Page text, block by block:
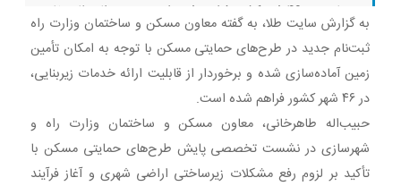
زیربنایی، در ۴۶ شهر کشور فراهم شده است. حبیب‌اله طاهرخانی،
معاون مسکن و ساختمان وزارت راه و شهرسازی در نشست
تخصصی پایش طرح‌های
به گزارش سایت طلا، به گفته معاون مسکن و ساختمان وزارت راه
ثبت‌نام جدید در طرح‌های حمایتی مسکن با توجه به امکان تأمین
زمین آماده‌سازی شده و برخوردار از قابلیت ارائه خدمات زیربنایی،
در ۴۶ شهر کشور فراهم شده است.
حبیب‌اله طاهرخانی، معاون مسکن و ساختمان وزارت راه و
شهرسازی در نشست تخصصی پایش طرح‌های حمایتی مسکن با
تأکید بر لزوم رفع مشکلات زیرساختی اراضی شهری و آغاز فرآیند